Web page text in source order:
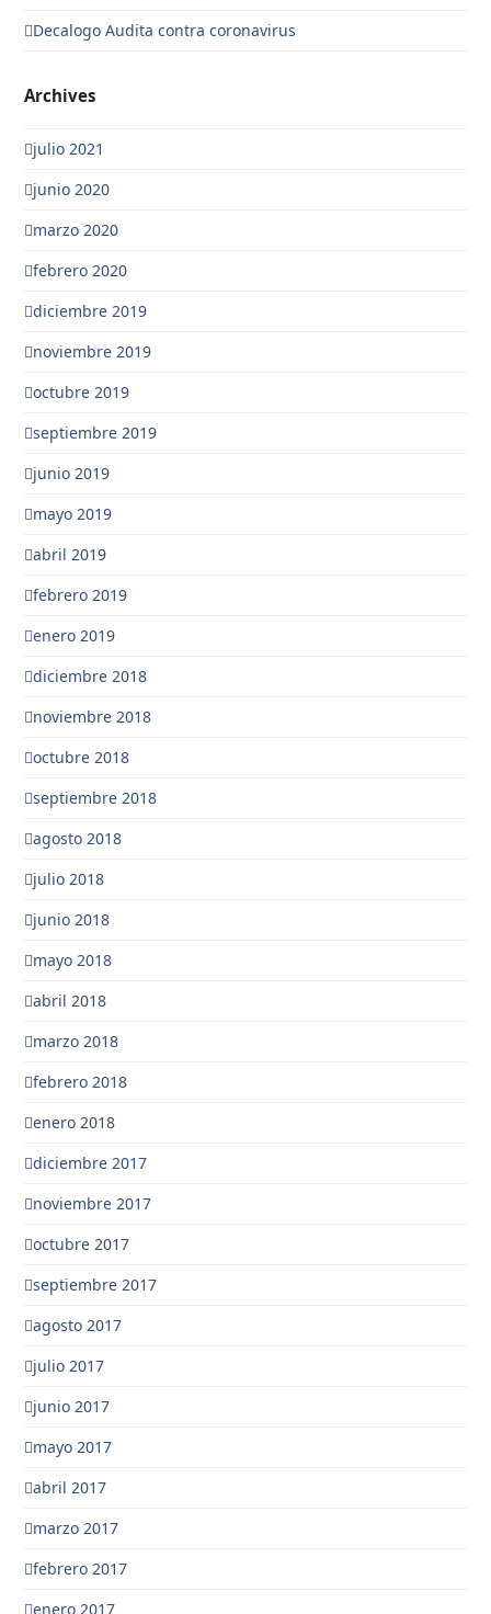
Decalogo Audita contra coronavirus
Archives
julio 2021
junio 2020
marzo 2020
febrero 2020
diciembre 2019
noviembre 2019
octubre 2019
septiembre 2019
junio 2019
mayo 2019
abril 2019
febrero 2019
enero 2019
diciembre 2018
noviembre 2018
octubre 2018
septiembre 2018
agosto 2018
julio 2018
junio 2018
mayo 2018
abril 2018
marzo 2018
febrero 2018
enero 2018
diciembre 2017
noviembre 2017
octubre 2017
septiembre 2017
agosto 2017
julio 2017
junio 2017
mayo 2017
abril 2017
marzo 2017
febrero 2017
enero 2017